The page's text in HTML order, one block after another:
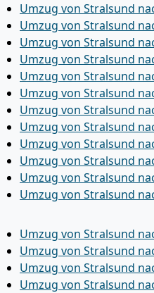
Umzug von Stralsund
Umzug von Stralsund
Umzug von Stralsund
Umzug von Stralsund
Umzug von Stralsund
Umzug von Stralsund
Umzug von Stralsund
Umzug von Stralsund
Umzug von Stralsund
Umzug von Stralsund
Umzug von Stralsund
Umzug von Stralsund
Umzug von Stralsund
Umzug von Stralsund
Umzug von Stralsund
Umzug von Stralsund